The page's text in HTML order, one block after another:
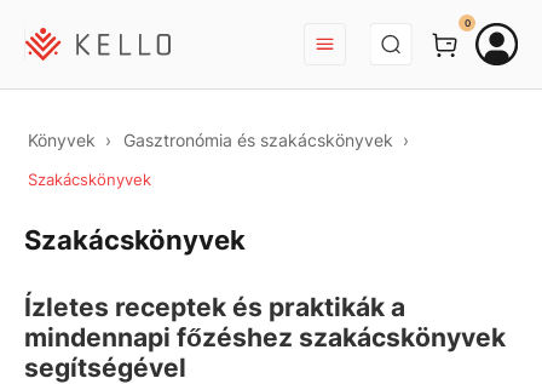
BEJELENTKEZÉS
0
Könyvek Gasztronómia és szakácskönyvek
Szakácskönyvek
Szakácskönyvek
Ízletes receptek és praktikák a
mindennapi főzéshez szakácskönyvek
segítségével